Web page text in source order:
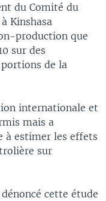
du Comité du
Kinshasa
production que
sur des
de la
internationale et
mais a
à estimer les effets
sur
cette étude